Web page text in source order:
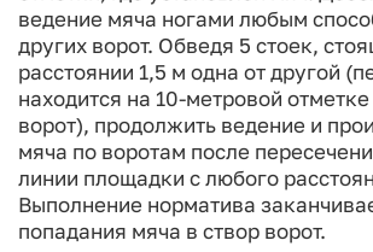
ведение мяча ногами любым
других ворот. Обведя 5 сто­ек,
расстоянии 1,5 м одна от другой
находится на 10-метровой
ворот), продолжить ведение и
мяча по воротам после
линии площадки с лю­бого
Выполнение норматива
попадания мя­ча в створ ворот.